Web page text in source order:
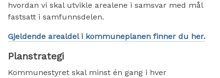
hvordan vi skal utvikle arealene i samsvar med mål
fastsatt i samfunnsdelen.
Gjeldende arealdel i kommuneplanen finner du her.
Planstrategi
Kommunestyret skal minst én gang i hver